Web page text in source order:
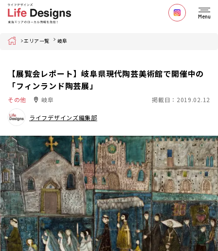
Menu
Home エリア一覧 岐阜
【展覧会レポート】岐阜県現代陶芸美術館で開催中の
「フィンランド陶芸展」
その他 岐阜 掲載日：2019.02.12
ライフデザインズ編集部